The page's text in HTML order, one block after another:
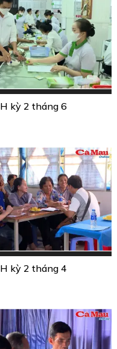
kỳ 2 tháng 6
kỳ 2 tháng 4